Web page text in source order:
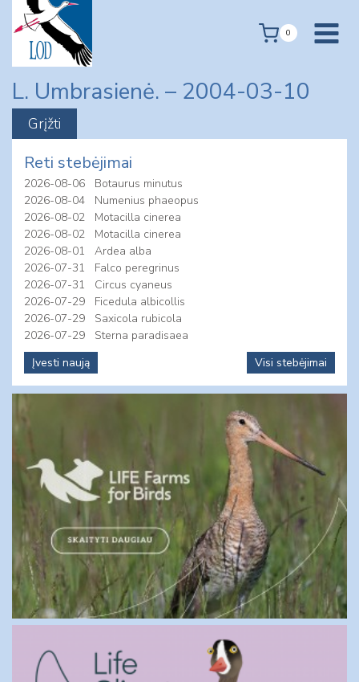
content
0
L. Umbrasienė. – 2004-03-10
Reti stebėjimai
2026-08-06
Botaurus minutus
2026-08-04
Numenius phaeopus
2026-08-02
Motacilla cinerea
2026-08-02
Motacilla cinerea
2026-08-01
Ardea alba
2026-07-31
Falco peregrinus
2026-07-31
Circus cyaneus
2026-07-29
Ficedula albicollis
2026-07-29
Saxicola rubicola
2026-07-29
Sterna paradisaea
Įvesti naują
Visi stebėjimai